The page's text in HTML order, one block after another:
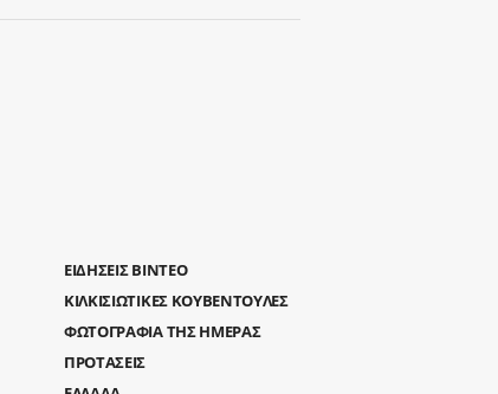
ΕΙΔΗΣΕΙΣ ΒΙΝΤΕΟ
ΚΙΛΚΙΣΙΩΤΙΚΕΣ ΚΟΥΒΕΝΤΟΥΛΕΣ
ΦΩΤΟΓΡΑΦΙΑ ΤΗΣ ΗΜΕΡΑΣ
ΠΡΟΤΑΣΕΙΣ